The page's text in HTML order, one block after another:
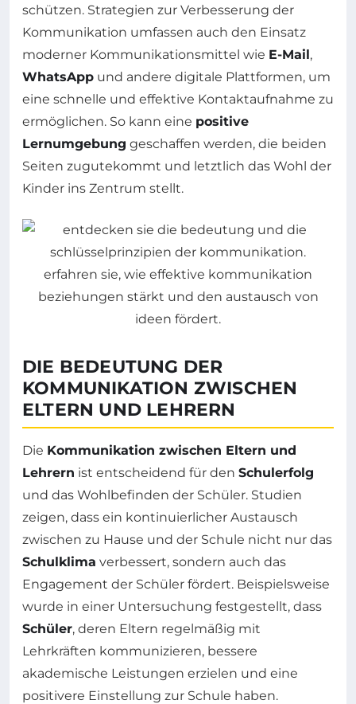
schützen. Strategien zur Verbesserung der
Kommunikation umfassen auch den Einsatz
moderner Kommunikationsmittel wie E-Mail,
WhatsApp und andere digitale Plattformen, um
eine schnelle und effektive Kontaktaufnahme zu
ermöglichen. So kann eine positive
Lernumgebung geschaffen werden, die beiden
Seiten zugutekommt und letztlich das Wohl der
Kinder ins Zentrum stellt.
DIE BEDEUTUNG DER
KOMMUNIKATION ZWISCHEN
ELTERN UND LEHRERN
Die Kommunikation zwischen Eltern und
Lehrern ist entscheidend für den Schulerfolg
und das Wohlbefinden der Schüler. Studien
zeigen, dass ein kontinuierlicher Austausch
zwischen zu Hause und der Schule nicht nur das
Schulklima verbessert, sondern auch das
Engagement der Schüler fördert. Beispielsweise
wurde in einer Untersuchung festgestellt, dass
Schüler, deren Eltern regelmäßig mit
Lehrkräften kommunizieren, bessere
akademische Leistungen erzielen und eine
positivere Einstellung zur Schule haben.